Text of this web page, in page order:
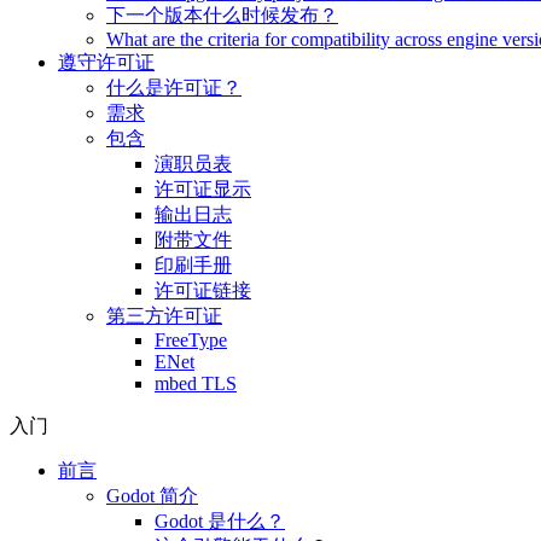
下一个版本什么时候发布？
What are the criteria for compatibility across engine
遵守许可证
什么是许可证？
需求
包含
演职员表
许可证显示
输出日志
附带文件
印刷手册
许可证链接
第三方许可证
FreeType
ENet
mbed TLS
入门
前言
Godot 简介
Godot 是什么？